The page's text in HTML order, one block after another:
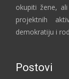
okupiti žene,
projektnih
demokratiju i
Postovi